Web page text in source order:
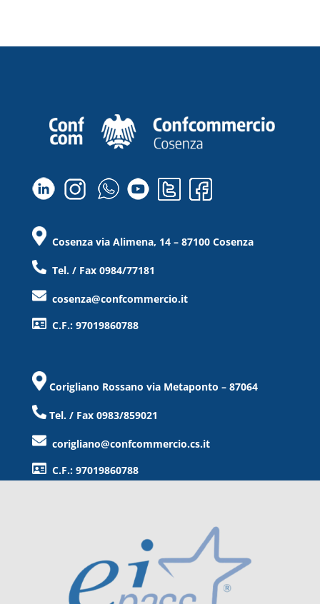
Cosenza via Alimena, 14 – 87100 Cosenza
Tel. / Fax 0984/77181
cosenza@confcommercio.it
C.F.: 97019860788
Corigliano Rossano via Metaponto – 87064
Tel. / Fax 0983/859021
corigliano@confcommercio.cs.it
C.F.: 97019860788